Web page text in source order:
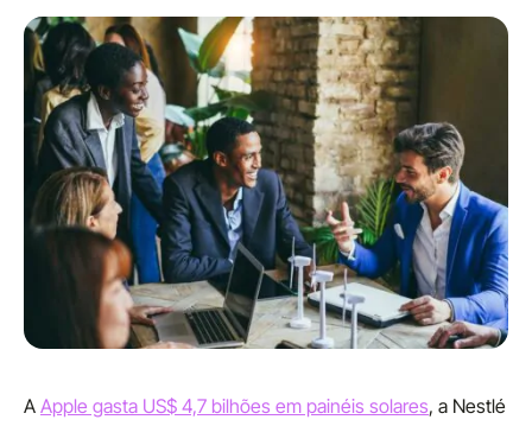
Carreiras
Blog
A Apple gasta US$ 4,7 bilhões em painéis solares, a Nestlé